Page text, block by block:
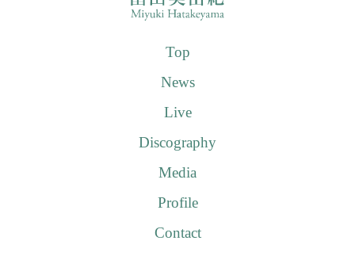
Top
News
Live
Discography
Media
Profile
Contact